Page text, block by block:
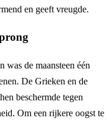
en geeft vreugde.
was de maansteen één
De Grieken en de
beschermde tegen
Om een rijkere oogst te